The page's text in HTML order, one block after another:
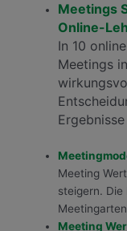
Meetings
Online-
In 10
Meetings
Meeting
steigern.
Meeting